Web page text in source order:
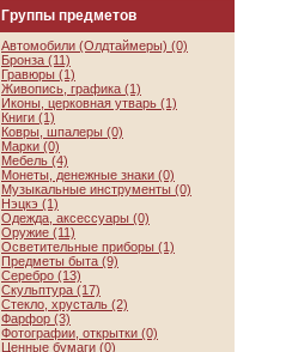
Группы предметов
Автомобили (Олдтаймеры) (0)
Бронза (11)
Гравюры (1)
Живопись, графика (1)
Иконы, церковная утварь (1)
Книги (1)
Ковры, шпалеры (0)
Марки (0)
Мебель (4)
Монеты, денежные знаки (0)
Музыкальные инструменты (0)
Нэцкэ (1)
Одежда, аксессуары (0)
Оружие (11)
Осветительные приборы (1)
Предметы быта (9)
Серебро (13)
Скульптура (17)
Стекло, хрусталь (2)
Фарфор (3)
Фотографии, открытки (0)
Ценные бумаги (0)